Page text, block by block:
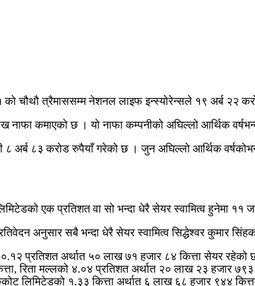
चौथौ त्रैमाससम्म नेशनल लाइफ इन्स्योरेन्सले १९ अर्ब २२
कमाएको छ । यो नाफा कम्पनीको अघिल्लो आर्थिक
८ अर्ब ८३ करोड रुपैयाँ गरेको छ । जुन अघिल्लो आर्थिक
एक प्रतिशत वा सो भन्दा धेरै सेयर स्वामित्व हुनेमा
अनुसार सबै भन्दा धेरै सेयर स्वामित्व सिद्धेश्वर कुमार
प्रतिशत अर्थात ५० लाख ७१ हजार ८४ कित्ता सेयर
रिता मल्लको ४.०४ प्रतिशत अर्थात २० लाख २३ हजार ७९३
लिमिटेडको १.३३ कित्ता अर्थात ६ लाख ६८ हजार ९४४